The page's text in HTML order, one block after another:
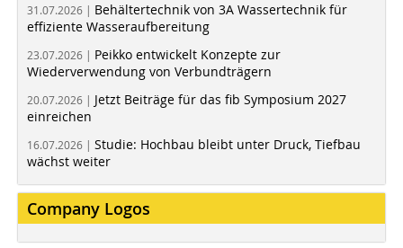
31.07.2026 | Behältertechnik von 3A Wassertechnik für
effiziente Wasseraufbereitung
23.07.2026 | Peikko entwickelt Konzepte zur
Wiederverwendung von Verbundträgern
20.07.2026 | Jetzt Beiträge für das fib Symposium 2027
einreichen
16.07.2026 | Studie: Hochbau bleibt unter Druck, Tiefbau
wächst weiter
Company Logos